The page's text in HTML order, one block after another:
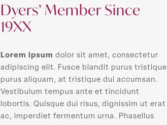
Dyers’ Member Since
19XX
Lorem ipsum dolor sit amet, consectetur
adipiscing elit. Fusce blandit purus tristique
purus aliquam, at tristique dui accumsan.
Vestibulum tempus ante et tincidunt
lobortis. Quisque dui risus, dignissim ut erat
ac, imperdiet fermentum urna. Phasellus